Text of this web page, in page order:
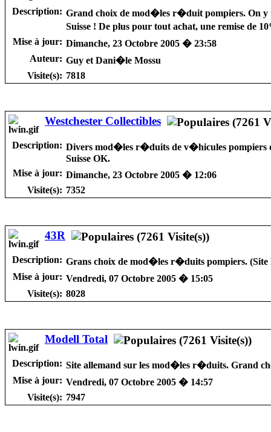
Description: Grand choix de mod�les r�duit pompiers. On y
Suisse ! De plus pour tout achat, une remise de
Mise à jour: Dimanche, 23 Octobre 2005 � 23:58
Auteur: Guy et Dani�le Mossu
Visite(s): 7818
Westchester Collectibles
Description: Divers mod�les r�duits de v�hicules pompiers
Suisse OK.
Mise à jour: Dimanche, 23 Octobre 2005 � 12:06
Visite(s): 7352
43R
Description: Grans choix de mod�les r�duits pompiers.
Mise à jour: Vendredi, 07 Octobre 2005 � 15:05
Visite(s): 8028
Modell Total
Description: Site allemand sur les mod�les r�duits. Grand
Mise à jour: Vendredi, 07 Octobre 2005 � 14:57
Visite(s): 7947